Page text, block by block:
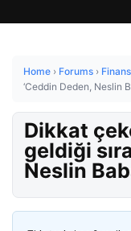
Home › Forums › Finans
‘Ceddin Deden, Neslin
Dikkat
geldiği
Neslin